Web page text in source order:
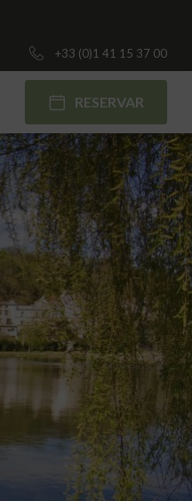
+33 (0)1 41 15 37 00
RESERVAR